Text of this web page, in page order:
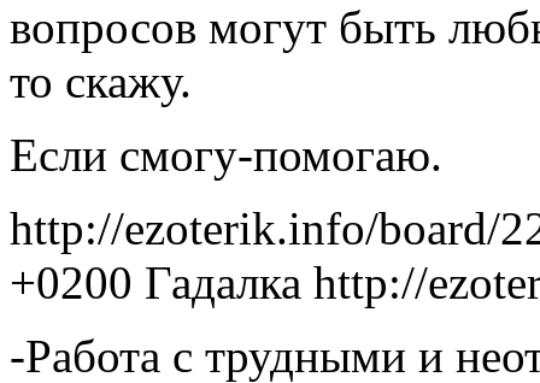
вопросов могут быть
то скажу.
Если смогу-помогаю.
http://ezoterik.info/board/
+0200 Гадалка http://
-Работа с трудными и